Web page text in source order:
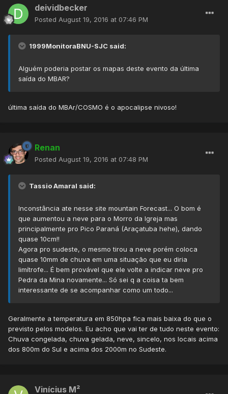
deividbecker
Posted August 19, 2016 at 07:46 PM
1999MonitoraBNU-SJC said:
Alguém poderia postar os mapas deste evento da última
saída do MBAR?
última saída do MBAr/COSMO é o apocalipse nivoso!
Renan
Posted August 19, 2016 at 07:48 PM
Tassio Amaral said:
Inconstância ate nesse site mountain Forecast... O bom é
que aumentou a neve para o Morro da Igreja mas
principalmente pro Pico Paraná (Araçatuba hehe), dando
quase 10cm!!
Agora pro sudeste, o mesmo tirou a neve porém coloca
quase 10mm de chuva em uma situação que eu diria
limítrofe... É bem provável que ele volte a indicar neve pro
Pedra da Mina novamente... Só sei q a coisa ta bem
interessante de se acompanhar como um todo...
Geralmente a temperatura em 850hpa fica mais baixa do que o
previsto pelos modelos. Eu acho que vai ter de tudo neste evento:
Chuva congelada, chuva gelada, neve, sincelo, nos locais acima
dos 800m do Sul e acima dos 2000m no Sudeste.
Vinícius M²